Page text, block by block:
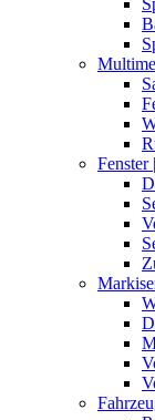
Fenster